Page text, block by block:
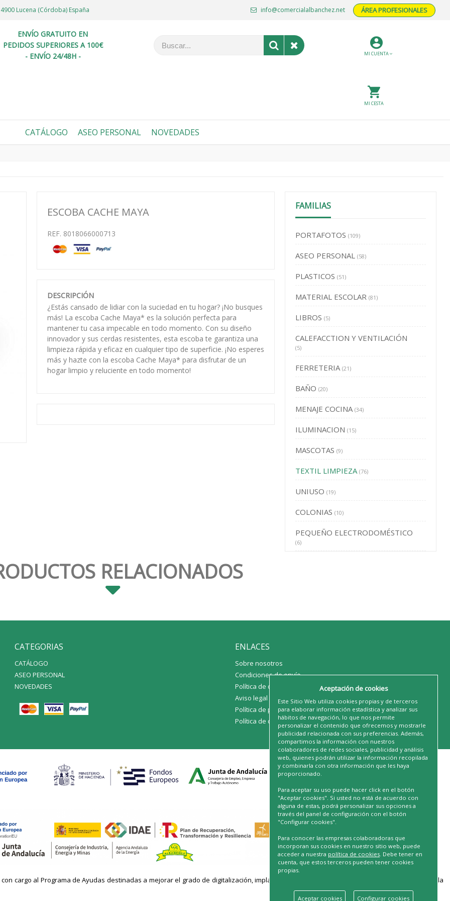
Lucena (Córdoba) España ÁREA PROFESIONALES
info@comercialalbanchez.net
ENVÍO GRATUITO EN
PEDIDOS SUPERIORES A 100€
- ENVÍO 24/48H -
MI CUENTA
MI CESTA
CATÁLOGO ASEO PERSONAL NOVEDADES
ESCOBA CACHE MAYA
REF. 8018066000713
DESCRIPCIÓN
¿Estás cansado de lidiar con la suciedad en tu hogar? ¡No busques
más! La escoba Cache Maya* es la solución perfecta para
mantener tu casa impecable en todo momento. Con su diseño
innovador y sus cerdas resistentes, esta escoba te garantiza una
limpieza rápida y eficaz en cualquier tipo de superficie. ¡No esperes
más y hazte con la escoba Cache Maya* para disfrutar de un
hogar limpio y reluciente en todo momento!
FAMILIAS
PORTAFOTOS (109)
ASEO PERSONAL (58)
PLASTICOS (51)
MATERIAL ESCOLAR (81)
LIBROS (5)
CALEFACCTION Y VENTILACIÓN
(5)
FERRETERIA (21)
BAÑO (20)
MENAJE COCINA (34)
ILUMINACION (15)
MASCOTAS (9)
TEXTIL LIMPIEZA (76)
UNIUSO (19)
COLONIAS (10)
PEQUEÑO ELECTRODOMÉSTICO
(6)
RELACIONADOS
CATEGORIAS
CATÁLOGO
ASEO PERSONAL
NOVEDADES
ENLACES
Sobre nosotros
Condiciones de envío
Política de devoluciones
Aviso legal
Política de privacidad
Política de cookies
con cargo al Programa de Ayudas destinadas a mejorar el grado de digitalización, implantación de soluciones para la transformación digital y la
Aceptación de cookies
Este Sitio Web utiliza cookies propias y de terceros
para elaborar información estadística y analizar sus
hábitos de navegación, lo que nos permite
personalizar el contenido que ofrecemos y mostrarle
publicidad relacionada con sus preferencias. Además,
compartimos la información con nuestros
colaboradores de redes sociales, publicidad y análisis
web, quienes podrán utilizar la información recopilada
y combinarla con otra información que les haya
proporcionado.
Para aceptar su uso puede hacer click en el botón
"Aceptar cookies". Si usted no está de acuerdo con
alguna de estas, podrá personalizar sus opciones a
través del panel de configuración con el botón
"Configurar cookies".
Para conocer las empresas colaboradoras que
incorporan sus cookies en nuestro sitio web, puede
acceder a nuestra política de cookies. Debe tener en
cuenta, que estos terceros pueden tener cookies
propias.
Aceptar cookies Configurar cookies